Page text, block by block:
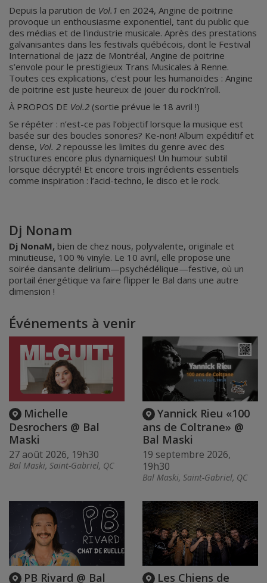
Depuis la parution de Vol.1 en 2024, Angine de poitrine
provoque un enthousiasme exponentiel, tant du public que
des médias et de l'industrie musicale. Après des prestations
galvanisantes dans les festivals québécois, dont le Festival
International de jazz de Montréal, Angine de poitrine
s’envole pour le prestigieux Trans Musicales à Renne.
Toutes ces explications, c’est pour les humanoïdes : Angine
de poitrine est juste heureux de jouer du rock’n’roll.
À PROPOS DE Vol.2 (sortie prévue le 18 avril !)
Se répéter : n’est-ce pas l’objectif lorsque la musique est
basée sur des boucles sonores? Ke-non! Album expéditif et
dense, Vol. 2 repousse les limites du genre avec des
structures encore plus dynamiques! Un humour subtil
lorsque décrypté! Et encore trois ingrédients essentiels
comme inspiration : l’acid-techno, le disco et le rock.
Dj Nonam
Dj NonaM, bien de chez nous, polyvalente, originale et
minutieuse, 100 % vinyle. Le 10 avril, elle propose une
soirée dansante delirium—psychédélique—festive, où un
portail énergétique va faire flipper le Bal dans une autre
dimension !
Événements à venir
Michelle
Desrochers @ Bal
Maski
27 août 2026, 19h30
Bal Maski, Saint-Gabriel, QC
Yannick Rieu «100
ans de Coltrane» @
Bal Maski
19 septembre 2026,
19h30
Bal Maski, Saint-Gabriel, QC
PB Rivard @ Bal Les Chiens de